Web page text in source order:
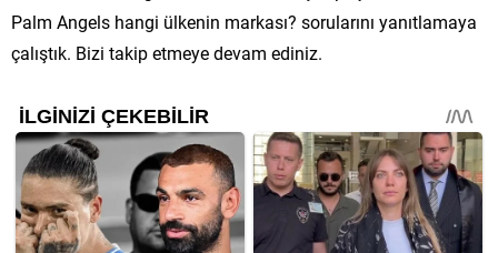
Palm Angels hangi ülkenin markası? sorularını yanıtlamaya
çalıştık. Bizi takip etmeye devam ediniz.